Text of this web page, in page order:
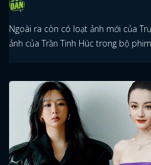
Ngoài ra còn có loạt ảnh mới của
ảnh của Trần Tinh Húc trong bộ